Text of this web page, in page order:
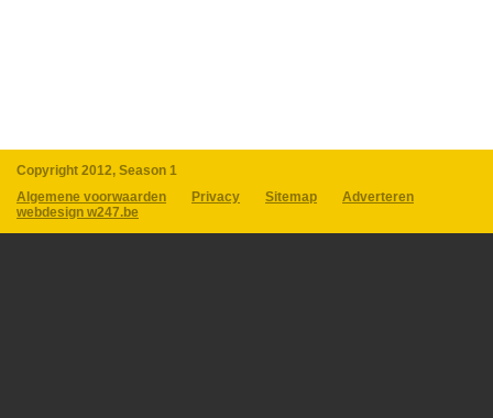
Copyright 2012, Season 1
Algemene voorwaarden
Privacy Sitemap
Adverteren
webdesign w247.be